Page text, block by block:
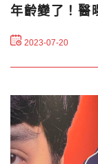
年齡變了！醫
2023-07-20